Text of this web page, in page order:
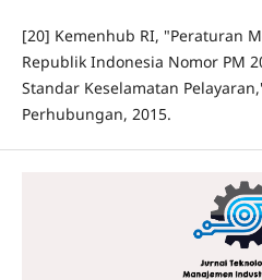
[20] Kemenhub RI, "Peraturan
Republik Indonesia Nomor PM
Standar Keselamatan
Perhubungan, 2015.